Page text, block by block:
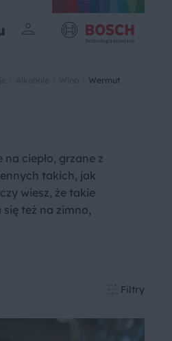
Wermut
ciepło, grzane z
takich, jak
wiesz, że takie
też na zimno,
Filtry